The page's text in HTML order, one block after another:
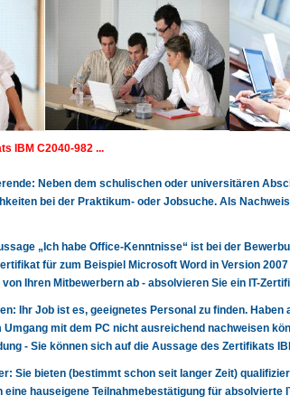
IBM C2040-982 ...
Neben dem schulischen oder universitären
bei der Praktikum- oder Jobsuche. Als
„Ich habe Office-Kenntnisse“ ist bei der
für zum Beispiel Microsoft Word in Version
Ihren Mitbewerbern ab - absolvieren Sie ein IT-
Ihr Job ist es, geeignetes Personal zu finden.
mit dem PC nicht ausreichend nachweisen
- Sie können sich auf die Aussage des Zertifikats
Sie bieten (bestimmt schon seit langer Zeit)
hauseigene Teilnahmebestätigung für absolvierte